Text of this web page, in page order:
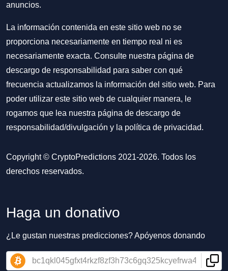
anuncios.
La información contenida en este sitio web no se
proporciona necesariamente en tiempo real ni es
necesariamente exacta. Consulte nuestra página de
descargo de responsabilidad para saber con qué
frecuencia actualizamos la información del sitio web. Para
poder utilizar este sitio web de cualquier manera, le
rogamos que lea nuestra página de descargo de
responsabilidad/divulgación y la política de privacidad.
Copyright © CryptoPredictions 2021-2026. Todos los
derechos reservados.
Haga un donativo
¿Le gustan nuestras predicciones? Apóyenos donando